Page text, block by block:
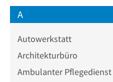
A
Autowerkstatt
Architekturbüro
Ambulanter Pflegedienst